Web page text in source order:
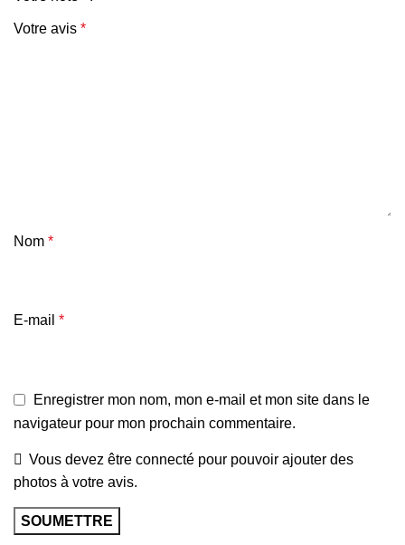
Votre avis *
Nom *
E-mail *
Enregistrer mon nom, mon e-mail et mon site dans le
navigateur pour mon prochain commentaire.
Vous devez être connecté pour pouvoir ajouter des
photos à votre avis.